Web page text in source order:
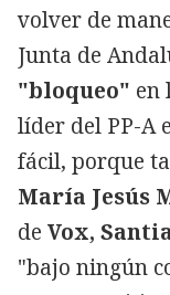
volver de
Junta de
"bloqueo" en
líder del PP-A
fácil, porque
María Jesús
de Vox,
"bajo ningún